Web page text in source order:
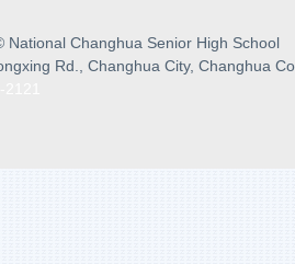
National Changhua Senior High School
Rd., Changhua City, Changhua